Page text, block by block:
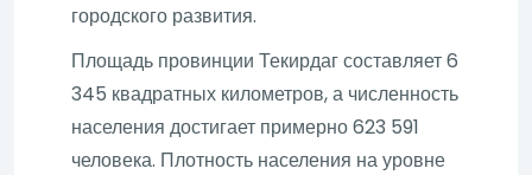
городского развития.
Площадь провинции Текирдаг составляет 6
345 квадратных километров, а численность
населения достигает примерно 623 591
человека. Плотность населения на уровне